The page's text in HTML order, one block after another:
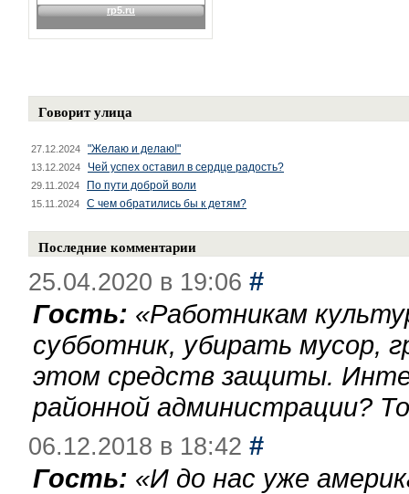
Говорит улица
27.12.2024 "Желаю и делаю!"
13.12.2024 Чей успех оставил в сердце радость?
29.11.2024 По пути доброй воли
15.11.2024 С чем обратились бы к детям?
Последние комментарии
25.04.2020 в 19:06 #
Гость: «Работникам
субботник, убирать мусор,
этом средств защиты.
районной администрации?
06.12.2018 в 18:42 #
Гость: «И до нас уже